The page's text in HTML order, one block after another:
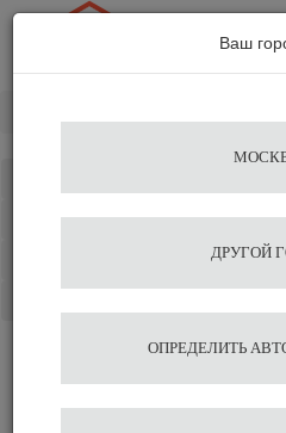
Избранное
Кофемолка
Ваш
ДРУГОЙ
ОПРЕДЕЛИТЬ